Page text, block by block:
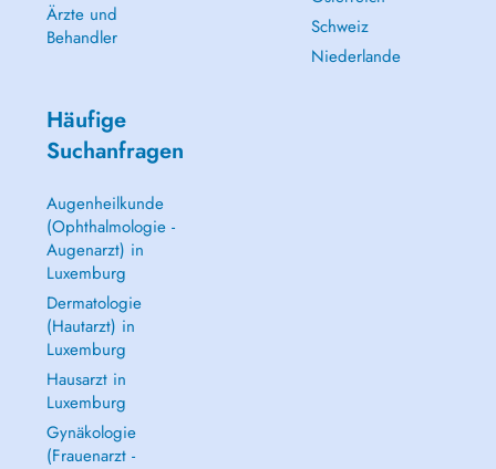
Ärzte und
Behandler
Schweiz
Niederlande
Häufige
Suchanfragen
Augenheilkunde
(Ophthalmologie -
Augenarzt) in
Luxemburg
Dermatologie
(Hautarzt) in
Luxemburg
Hausarzt in
Luxemburg
Gynäkologie
(Frauenarzt -